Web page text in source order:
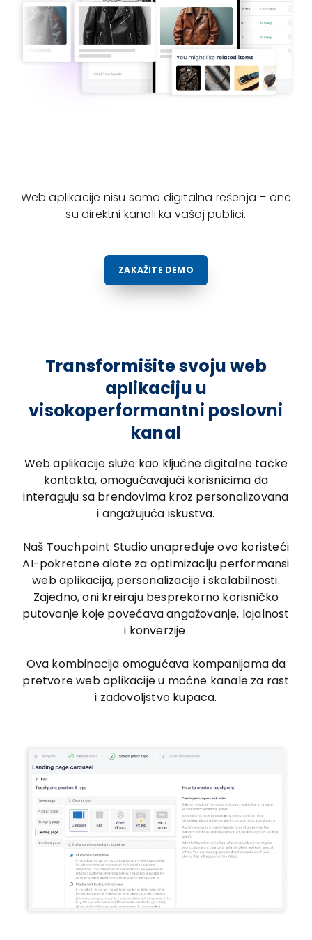
Web aplikacije nisu samo digitalna rešenja – one
su direktni kanali ka vašoj publici.
ZAKAŽITE DEMO
Transformišite svoju web
aplikaciju u
visokoperformantni poslovni
kanal
Web aplikacije služe kao ključne digitalne tačke
kontakta, omogućavajući korisnicima da
interaguju sa brendovima kroz personalizovana
i angažujuća iskustva.
Naš Touchpoint Studio unapređuje ovo koristeći
AI-pokretane alate za optimizaciju performansi
web aplikacija, personalizacije i skalabilnosti.
Zajedno, oni kreiraju besprekorno korisničko
putovanje koje povećava angažovanje, lojalnost
i konverzije.
Ova kombinacija omogućava kompanijama da
pretvore web aplikacije u moćne kanale za rast
i zadovoljstvo kupaca.